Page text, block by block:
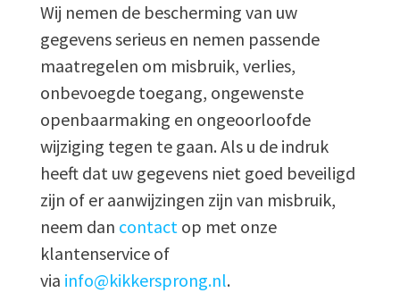
Wij nemen de bescherming van uw
gegevens serieus en nemen passende
maatregelen om misbruik, verlies,
onbevoegde toegang, ongewenste
openbaarmaking en ongeoorloofde
wijziging tegen te gaan. Als u de indruk
heeft dat uw gegevens niet goed beveiligd
zijn of er aanwijzingen zijn van misbruik,
neem dan contactop met onze
klantenservice of
via info@kikkersprong.nl.